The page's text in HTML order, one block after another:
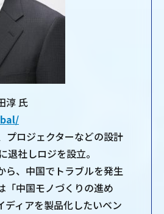
氏
プロジェクターなどの設計
退社しロジを設立。
ら、中国でトラブルを発生
「中国モノづくりの進め
ディアを製品化したいベン